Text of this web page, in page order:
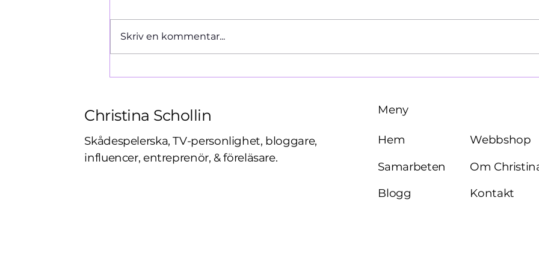
Skriv en kommentar...
Christina Schollin
Skådespelerska, TV-personlighet, bloggare,
influencer, entreprenör, & föreläsare.
Meny
Hem
Samarbeten
Blogg
Webbshop
Om
Kontakt